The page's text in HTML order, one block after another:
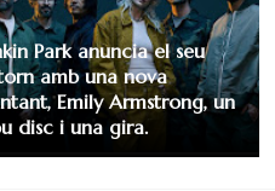
Park anuncia el seu
amb una nova
Emily Armstrong, un
disc i una gira.